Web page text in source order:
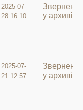
2025-07-
28 16:10
у архиві
2025-07-
21 12:57
у архиві